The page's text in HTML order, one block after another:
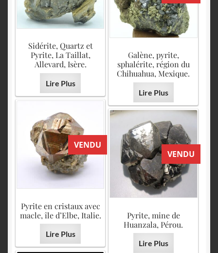
Sidérite, Quartz et
Pyrite, La Taillat,
Allevard, Isère.
Lire Plus
Galène, pyrite,
sphalérite, région du
Chihuahua, Mexique.
Lire Plus
VENDU
Pyrite en cristaux avec
macle, île d’Elbe, Italie.
Lire Plus
VENDU
Pyrite, mine de
Huanzala, Pérou.
Lire Plus